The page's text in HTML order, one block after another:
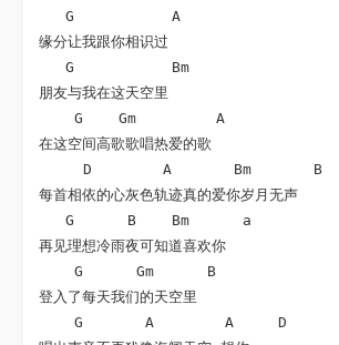
   G           A
缘分让我跟你相识过
   G           Bm
朋友与我在这天空里
    G    Gm         A
在这空间高歌歌唱热爱的歌
     D        A       Bm       B
每首相依的心灰色轨迹真的爱你岁月无声
   G      B    Bm      a
再见理想冷雨夜可知道喜欢你
    G      Gm      B
登入了每天我们的天空里
    G       A        A     D